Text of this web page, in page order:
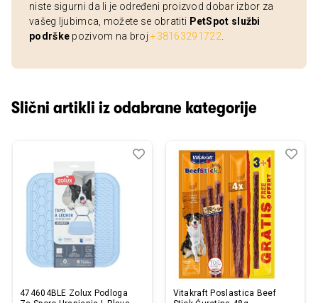
niste sigurni da li je određeni proizvod dobar izbor za
vašeg ljubimca, možete se obratiti PetSpot službi
podrške pozivom na broj+38163291722
Slični artikli iz odabrane kategorije
474604BLE Zolux Podloga
Dodaj
Uporedi
Vitakraft Poslastica Beef